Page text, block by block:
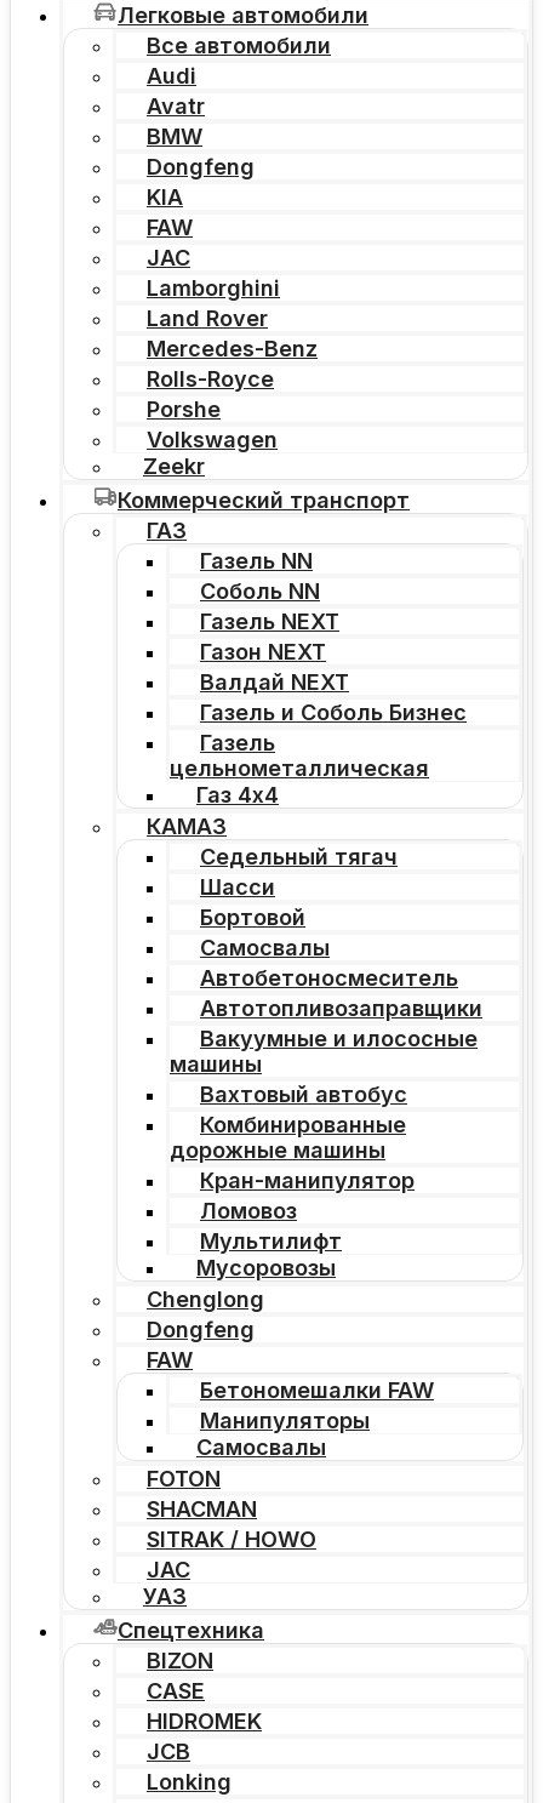
Легковые автомобили
Все автомобили
Audi
Avatr
BMW
Dongfeng
KIA
FAW
JAC
Lamborghini
Land Rover
Mercedes-Benz
Rolls-Royce
Porshe
Volkswagen
Zeekr
Коммерческий транспорт
ГАЗ
Газель NN
Соболь NN
Газель NEXT
Газон NEXT
Валдай NEXT
Газель и Соболь Бизнес
Газель
цельнометаллическая
Газ 4х4
КАМАЗ
Седельный тягач
Шасси
Бортовой
Самосвалы
Автобетоносмеситель
Автотопливозаправщики
Вакуумные и илососные
машины
Вахтовый автобус
Комбинированные
дорожные машины
Кран-манипулятор
Ломовоз
Мультилифт
Мусоровозы
Chenglong
Dongfeng
FAW
Бетономешалки FAW
Манипуляторы
Самосвалы
FOTON
SHACMAN
SITRAK / HOWO
JAC
УАЗ
Спецтехника
BIZON
CASE
HIDROMEK
JCB
Lonking